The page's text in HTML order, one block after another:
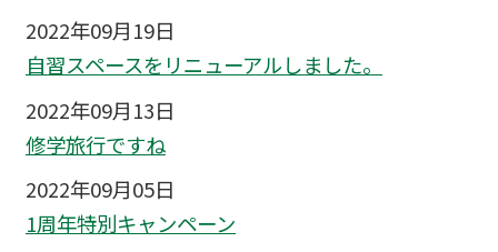
2022年09月19日
自習スペースをリニューアルしました。
2022年09月13日
修学旅行ですね
2022年09月05日
1周年特別キャンペーン